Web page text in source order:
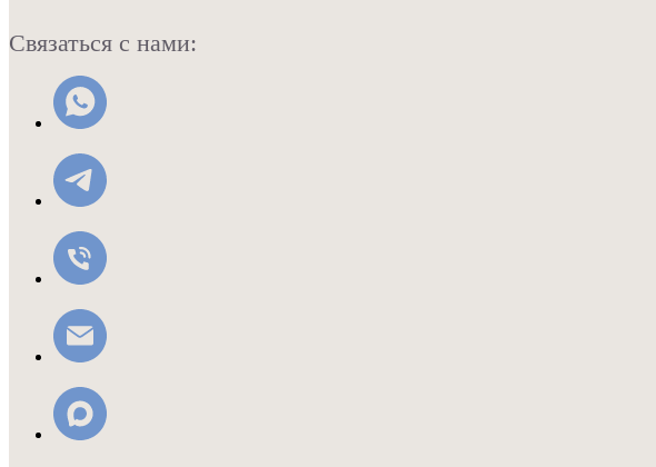
Связаться с нами: